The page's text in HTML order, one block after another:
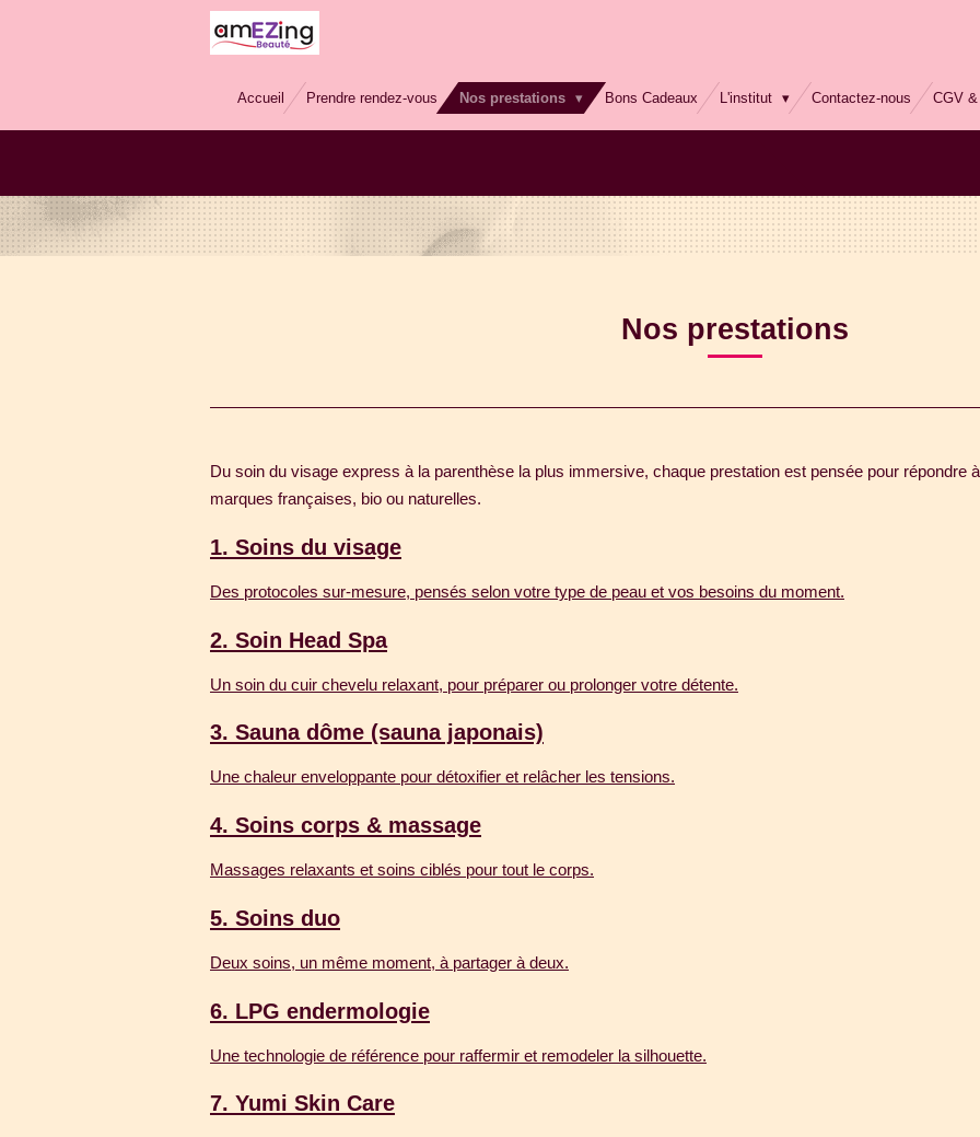
Accueil Prendre rendez-vous Nos prestations Bons Cadeaux L'institut Contactez-nous CGV
Nos prestations
Du soin du visage express à la parenthèse la plus immersive, chaque prestation est pensée pour
marques françaises, bio ou naturelles.
1. Soins du visage
Des protocoles sur-mesure, pensés selon votre type de peau et vos besoins du moment.
2. Soin Head Spa
Un soin du cuir chevelu relaxant, pour préparer ou prolonger votre détente.
3. Sauna dôme (sauna japonais)
Une chaleur enveloppante pour détoxifier et relâcher les tensions.
4. Soins corps & massage
Massages relaxants et soins ciblés pour tout le corps.
5. Soins duo
Deux soins, un même moment, à partager à deux.
6. LPG endermologie
Une technologie de référence pour raffermir et remodeler la silhouette.
7. Yumi Skin Care